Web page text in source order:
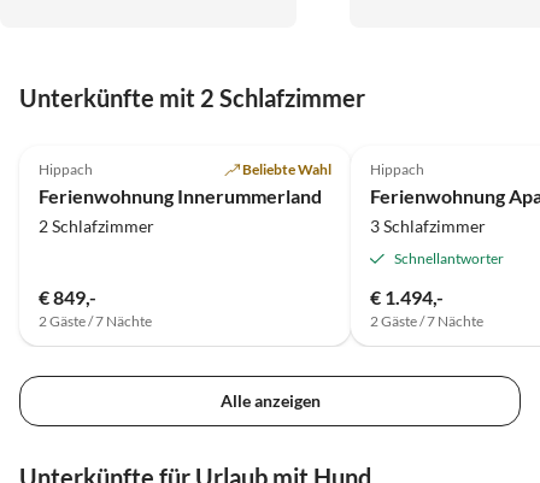
der Umgebung bieten sich viele
reagiert, als wir noch einige Dinge
im Haushalt brauchten. Insgesamt
eine ideale Unterkunft für 6
Verhältnis.
Fragen etc reagiert.
Anbindung durch
Buslinien in direkter
die Zillertalbahn
Fantastischer
Wir kommen gern
Unterkünfte mit 2 Schlafzimmer
Hippach Beliebte Wahl
Ferienwohnung Innerummerland
2 Schlafzimmer
€ 849,-
2 Gäste / 7 Nächte
Hippach
Ferienwohnung
3 Schlafzimmer
Schnellantworter
€ 1.494,-
2 Gäste / 7 Nächte
Alle anzeigen